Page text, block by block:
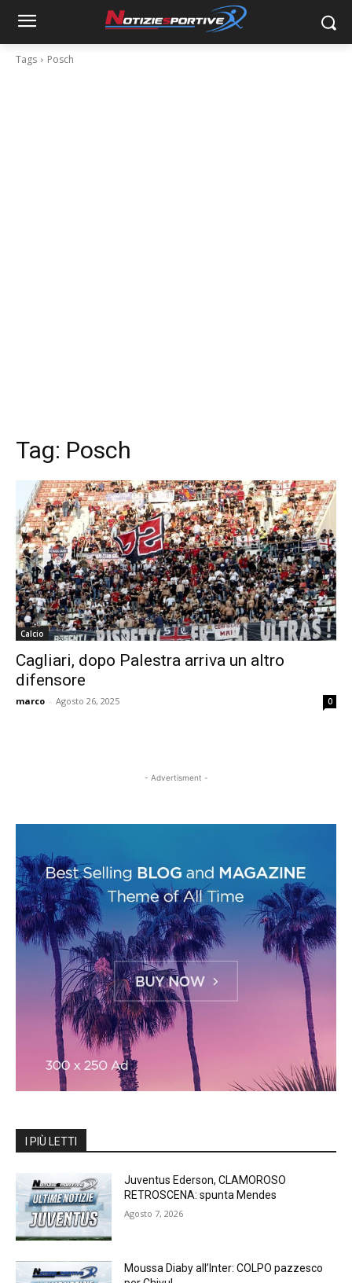
Tags Posch
Tag: Posch
Calcio
Cagliari, dopo Palestra arriva un altro
difensore
marco - Agosto 26, 2025 0
- Advertisment -
I PIÙ LETTI
Juventus Ederson, CLAMOROSO
RETROSCENA: spunta Mendes
Agosto 7, 2026
Moussa Diaby all’Inter: COLPO pazzesco